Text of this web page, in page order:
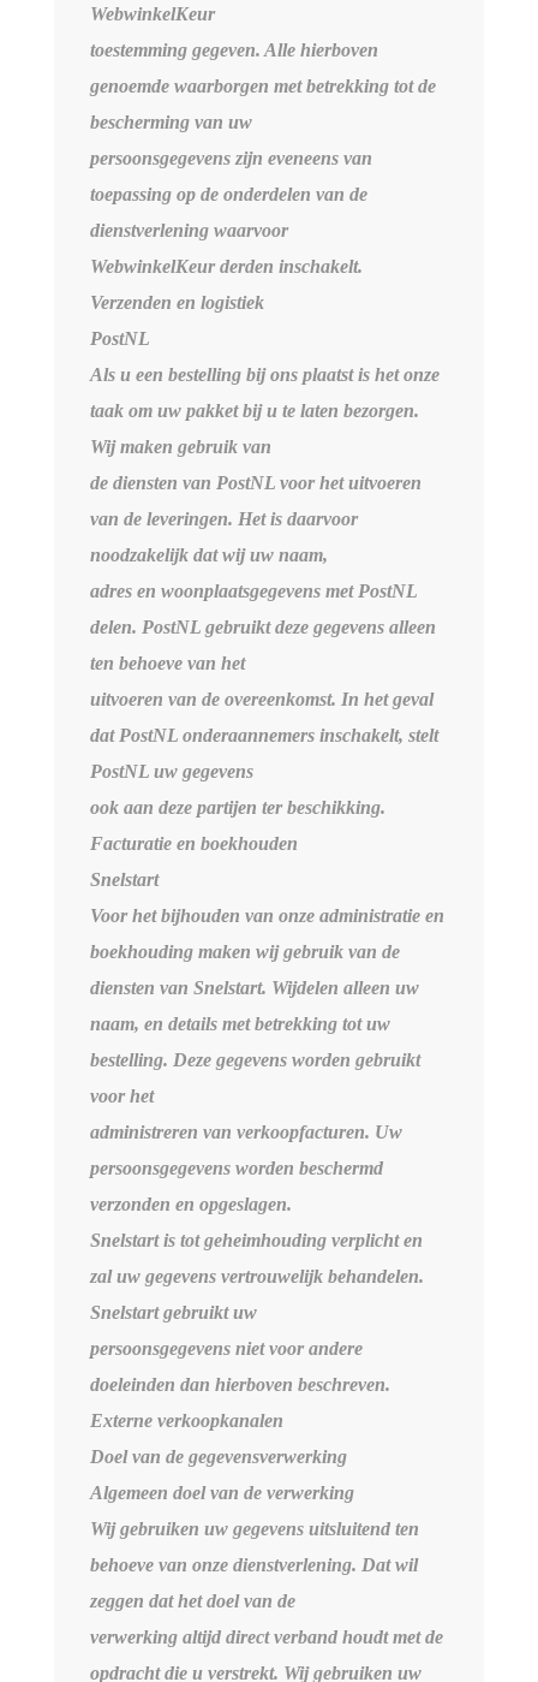
WebwinkelKeur
toestemming gegeven. Alle hierboven
genoemde waarborgen met betrekking tot de
bescherming van uw
persoonsgegevens zijn eveneens van
toepassing op de onderdelen van de
dienstverlening waarvoor
WebwinkelKeur derden inschakelt.
Verzenden en logistiek
PostNL
Als u een bestelling bij ons plaatst is het onze
taak om uw pakket bij u te laten bezorgen.
Wij maken gebruik van
de diensten van PostNL voor het uitvoeren
van de leveringen. Het is daarvoor
noodzakelijk dat wij uw naam,
adres en woonplaatsgegevens met PostNL
delen. PostNL gebruikt deze gegevens alleen
ten behoeve van het
uitvoeren van de overeenkomst. In het geval
dat PostNL onderaannemers inschakelt, stelt
PostNL uw gegevens
ook aan deze partijen ter beschikking.
Facturatie en boekhouden
Snelstart
Voor het bijhouden van onze administratie en
boekhouding maken wij gebruik van de
diensten van Snelstart. Wijdelen alleen uw
naam, en details met betrekking tot uw
bestelling. Deze gegevens worden gebruikt
voor het
administreren van verkoopfacturen. Uw
persoonsgegevens worden beschermd
verzonden en opgeslagen.
Snelstart is tot geheimhouding verplicht en
zal uw gegevens vertrouwelijk behandelen.
Snelstart gebruikt uw
persoonsgegevens niet voor andere
doeleinden dan hierboven beschreven.
Externe verkoopkanalen
Doel van de gegevensverwerking
Algemeen doel van de verwerking
Wij gebruiken uw gegevens uitsluitend ten
behoeve van onze dienstverlening. Dat wil
zeggen dat het doel van de
verwerking altijd direct verband houdt met de
opdracht die u verstrekt. Wij gebruiken uw